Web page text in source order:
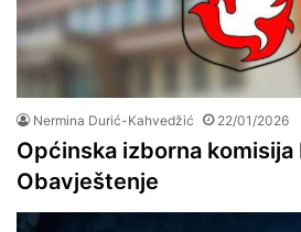
Nermina Durić-Kahvedžić 22/01/2026
Općinska izborna komisija
Obavještenje